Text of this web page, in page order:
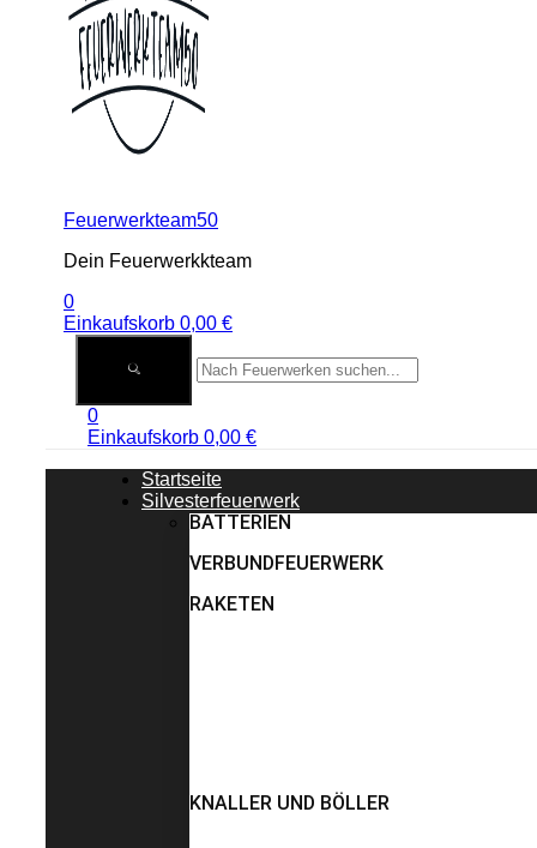
Feuerwerkteam50
Dein Feuerwerkkteam
0
Einkaufskorb 0,00 €
0
Einkaufskorb 0,00 €
Startseite
Silvesterfeuerwerk
BATTERIEN
VERBUNDFEUERWERK
RAKETEN
KNALLER UND BÖLLER